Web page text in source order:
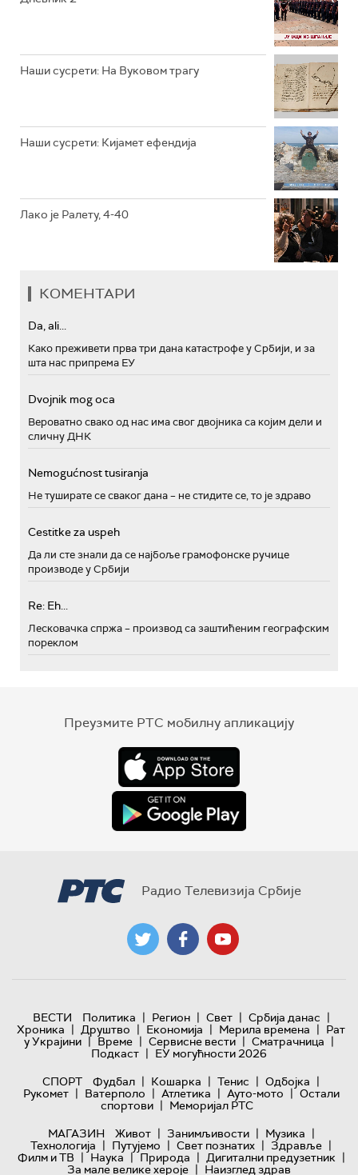
Наши сусрети: На Вуковом трагу
Наши сусрети: Кијамет ефендија
Лако је Ралету, 4-40
КОМЕНТАРИ
Da, ali...
Како преживети прва три дана катастрофе у Србији, и за
шта нас припрема ЕУ
Dvojnik mog oca
Вероватно свако од нас има свог двојника са којим дели и
сличну ДНК
Nemogućnost tusiranja
Не туширате се сваког дана – не стидите се, то је здраво
Cestitke za uspeh
Да ли сте знали да се најбоље грамофонске ручице
производе у Србији
Re: Eh...
Лесковачка спржа – производ са заштићеним географским
пореклом
Преузмите РТС мобилну апликацију
Радио Телевизија Србије
ВЕСТИ Политика | Регион | Свет | Србија данас |
Хроника | Друштво | Економија | Мерила времена | Рат
у Украјини | Време | Сервисне вести | Сматрачница |
Подкаст | ЕУ могућности 2026
СПОРТ
Фудбал | Кошарка | Тенис | Одбојка |
Рукомет | Ватерполо | Атлетика | Ауто-мото | Остали
спортови | Меморијал РТС
МАГАЗИН
Живот | Занимљивости | Музика |
Технологијa | Путујемо | Свет познатих | Здравље |
Филм и ТВ | Наука | Природа | Дигитални предузетник |
За мале велике хероје | Наизглед здрав